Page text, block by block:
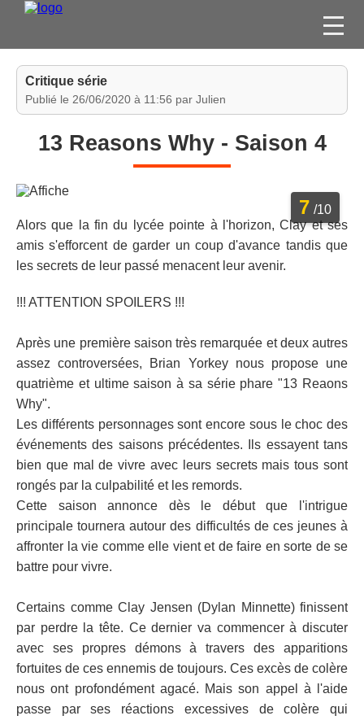
FILMS
JEUX VIDÉO
ESPACE
MEMBRE
Critique série
Publié le 26/06/2020 à 11:56 par Julien
13 Reasons Why - Saison 4
7 /10
Alors que la fin du lycée pointe à l'horizon, Clay et ses
amis s'efforcent de garder un coup d'avance tandis que
les secrets de leur passé menacent leur avenir.
!!! ATTENTION SPOILERS !!!
Après une première saison très remarquée et deux autres
assez controversées, Brian Yorkey nous propose une
quatrième et ultime saison à sa série phare "13 Reaons
Why".
Les différents personnages sont encore sous le choc des
événements des saisons précédentes. Ils essayent tans
bien que mal de vivre avec leurs secrets mais tous sont
rongés par la culpabilité et les remords.
Cette saison annonce dès le début que l'intrigue
principale tournera autour des difficultés de ces jeunes à
affronter la vie comme elle vient et de faire en sorte de se
battre pour vivre.
Certains comme Clay Jensen (Dylan Minnette) finissent
par perdre la tête. Ce dernier va commencer à discuter
avec ses propres démons à travers des apparitions
fortuites de ces ennemis de toujours. Ces excès de colère
nous ont profondément agacé. Mais son appel à l'aide
passe par ses réactions excessives de colère qui